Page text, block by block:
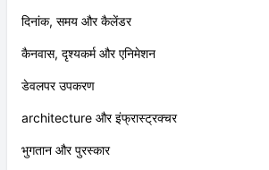
टेक्स्ट, प्रतीक और कीबोर्ड
दिनांक, समय और कैलेंडर
कैनवास, दृश्यकर्म और एनिमेशन
डेवलपर उपकरण
architecture और इंफ्रास्ट्रक्चर